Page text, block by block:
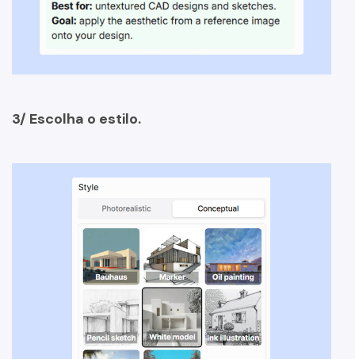
3/ Escolha o estilo.